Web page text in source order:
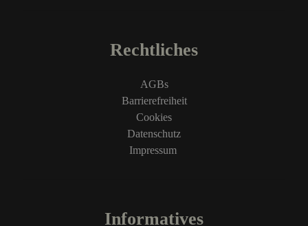
Rechtliches
AGBs
Barrierefreiheit
Cookies
Datenschutz
Impressum
Informatives